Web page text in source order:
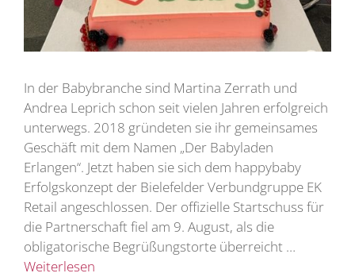
In der Babybranche sind Martina Zerrath und
Andrea Leprich schon seit vielen Jahren erfolgreich
unterwegs. 2018 gründeten sie ihr gemeinsames
Geschäft mit dem Namen „Der Babyladen
Erlangen“. Jetzt haben sie sich dem happybaby
Erfolgskonzept der Bielefelder Verbundgruppe EK
Retail angeschlossen. Der offizielle Startschuss für
die Partnerschaft fiel am 9. August, als die
obligatorische Begrüßungstorte überreicht …
Weiterlesen